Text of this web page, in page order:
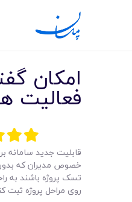
امکان
فعالیت
قابلیت جدید سامانه
خصوص مدیران که
تسک پروژه باشند به
روی مراحل پروژه ثبت